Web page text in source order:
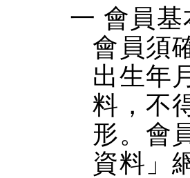
一 會員基
會員須
出生年
料，不
形。會
資料」